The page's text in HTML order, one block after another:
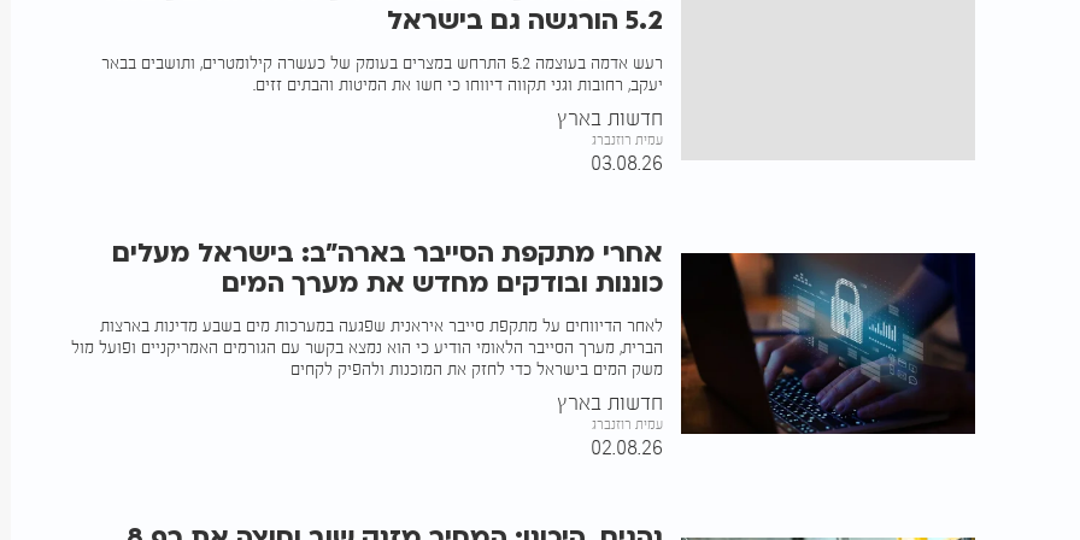
5.2 הורגשה גם בישראל
רעש אדמה בעוצמה 5.2 התרחש במצרים בעומק של כעשרה קילומטרים, ותושבים בבאר
יעקב, רחובות וגני תקווה דיווחו כי חשו את המיטות והבתים זזים.
חדשות בארץ
עמית רוזנברג
03.08.26
אחרי מתקפת הסייבר בארה"ב: בישראל מעלים
כוננות ובודקים מחדש את מערך המים
לאחר הדיווחים על מתקפת סייבר איראנית שפגעה במערכות מים בשבע מדינות בארצות
הברית, מערך הסייבר הלאומי הודיע כי הוא נמצא בקשר עם הגורמים האמריקניים ופועל מול
משק המים בישראל כדי לחזק את המוכנות ולהפיק לקחים
חדשות בארץ
עמית רוזנברג
02.08.26